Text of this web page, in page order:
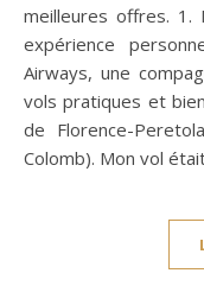
meilleures offres. 1.
expérience
Airways, une
vols pratiques et
de Florence-
Colomb). Mon vol